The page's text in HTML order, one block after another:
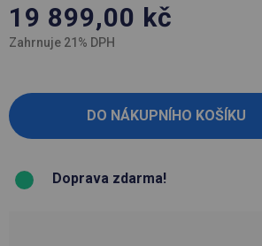
19 899,00 kč
Zahrnuje 21% DPH
Doprava zdarma!